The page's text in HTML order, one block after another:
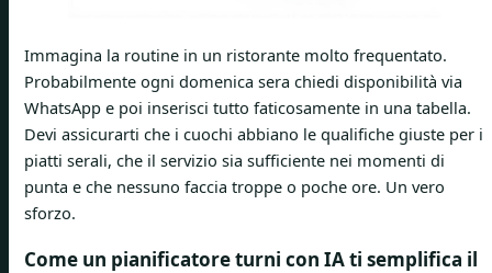
Immagina la routine in un ristorante molto frequentato.
Probabilmente ogni domenica sera chiedi disponibilità via
WhatsApp e poi inserisci tutto faticosamente in una tabella.
Devi assicurarti che i cuochi abbiano le qualifiche giuste per i
piatti serali, che il servizio sia sufficiente nei momenti di
punta e che nessuno faccia troppe o poche ore. Un vero
sforzo.
Come un pianificatore turni con IA ti semplifica il